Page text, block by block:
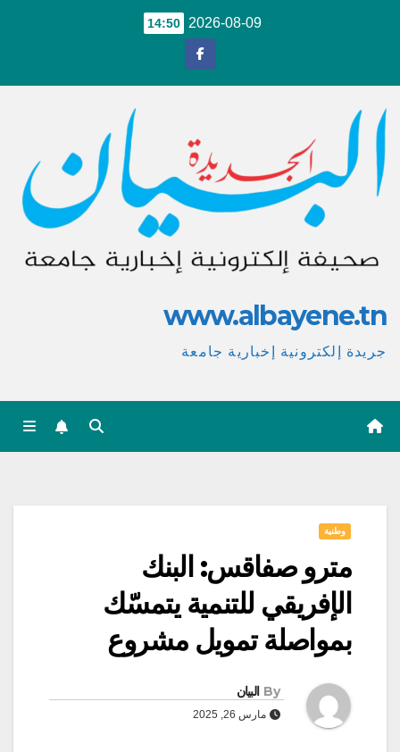
2026-08-09
14:50
www.albayene.tn
جريدة إلكترونية إخبارية جامعة
وطنية
مترو صفاقس: البنك
الإفريقي للتنمية يتمسّك
بمواصلة تمويل مشروع
By البيان
مارس 26, 2025